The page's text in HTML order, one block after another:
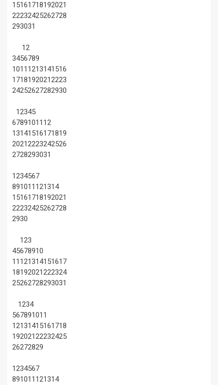
15161718192021
22232425262728
293031
12
3456789
1011 1213141516
17181920212223
24252627282930
12345
67891011 12
13141516171819
20212223242526
2728293031
1234567
891011 121314
15161718192021
22232425262728
2930
123
45678910
11 121314151617
18192021222324
25262728293031
1234
567891011
12131415161718
19202122232425
26272829
1234567
891011 121314